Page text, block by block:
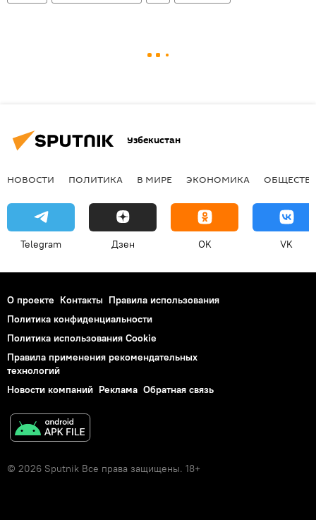
Узбекистан
НОВОСТИ ПОЛИТИКА В МИРЕ ЭКОНОМИКА
Telegram Дзен OK VK
О проекте Контакты Правила использования
Политика конфиденциальности
Политика использования Cookie
Правила применения рекомендательных
технологий
Новости компаний Реклама Обратная связь
© 2026 Sputnik Все права защищены. 18+